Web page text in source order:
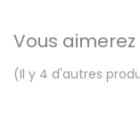
Vous aimerez
(Il y 4 d'autres